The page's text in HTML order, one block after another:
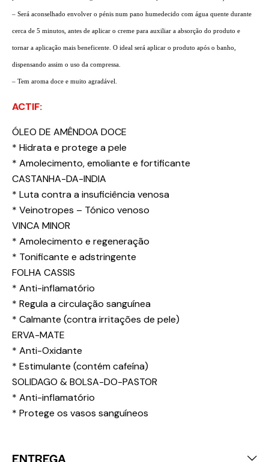
– Será aconselhado envolver o pénis num pano humedecido com água quente durante
cerca de 5 minutos, antes de aplicar o creme para auxiliar a absorção do produto e
tornar a aplicação mais beneficente. O ideal será aplicar o produto após o banho,
dispensando assim o uso da compressa.
– Tem aroma doce e muito agradável.
ACTIF:
ÓLEO DE AMÊNDOA DOCE
* Hidrata e protege a pele
* Amolecimento, emoliante e fortificante
CASTANHA-DA-INDIA
* Luta contra a insuficiência venosa
* Veinotropes – Tónico venoso
VINCA MINOR
* Amolecimento e regeneração
* Tonificante e adstringente
FOLHA CASSIS
* Anti-inflamatório
* Regula a circulação sanguínea
* Calmante (contra irritações de pele)
ERVA-MATE
* Anti-Oxidante
* Estimulante (contém cafeína)
SOLIDAGO & BOLSA-DO-PASTOR
* Anti-inflamatório
* Protege os vasos sanguíneos
ENTREGA